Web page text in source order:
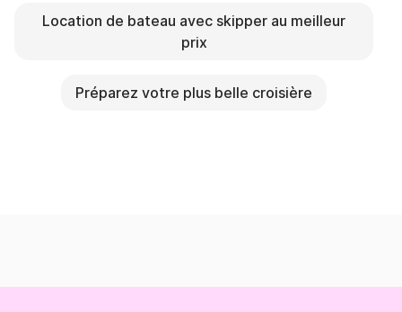
Location de bateau avec skipper au meilleur
prix
Préparez votre plus belle croisière